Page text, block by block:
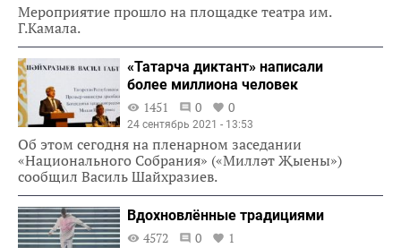
Мероприятие прошло на площадке театра им.
Г.Камала.
«Татарча диктант» написали
более миллиона человек
1451
0 0
24 сентябрь 2021 - 13:53
Об этом сегодня на пленарном заседании
«Национального Собрания» («Милләт Җыены»)
сообщил Василь Шайхразиев.
Вдохновлённые традициями
4572
0 1